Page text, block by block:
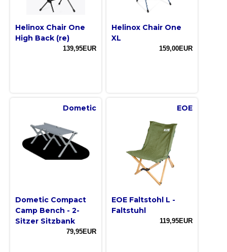
Helinox Chair One
High Back (re)
139,95EUR
Helinox Chair One
XL
159,00EUR
Dometic
Dometic Compact
Camp Bench - 2-
Sitzer Sitzbank
79,95EUR
EOE
EOE Faltstohl L -
Faltstuhl
119,95EUR